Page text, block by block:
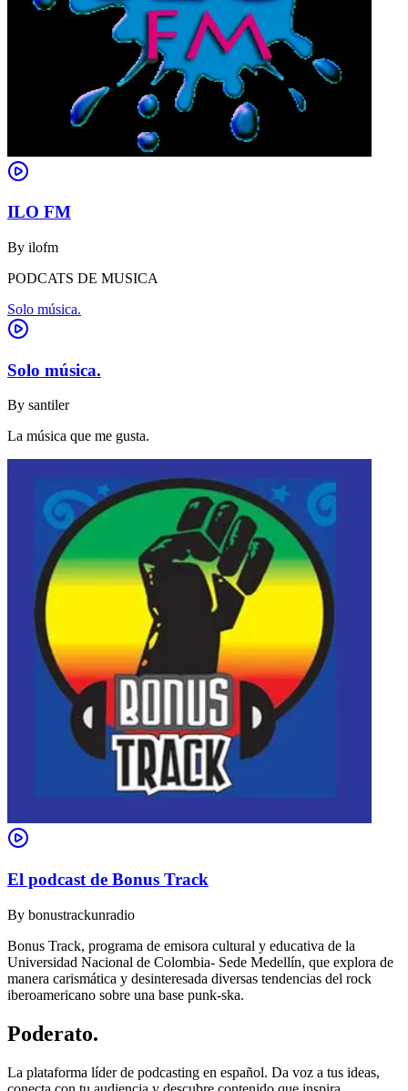
ILO FM
By ilofm
PODCATS DE MUSICA
Solo música.
Solo música.
By santiler
La música que me gusta.
El podcast de Bonus Track
By bonustrackunradio
Bonus Track, programa de emisora cultural y educativa de la
Universidad Nacional de Colombia- Sede Medellín, que explora de
manera carismática y desinteresada diversas tendencias del rock
iberoamericano sobre una base punk-ska.
Poderato.
La plataforma líder de podcasting en español. Da voz a tus ideas,